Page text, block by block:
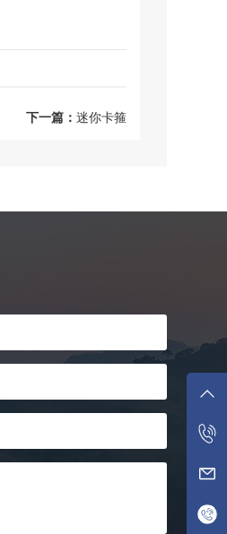
下一篇： 迷你卡箍